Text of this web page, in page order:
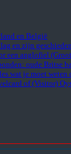
en België
en zijn
een anglofiel
oude Britse
wat je moet weten
of (Visitor)